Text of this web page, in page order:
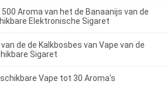
Aroma van het de Banaanijs van de
Elektronische Sigaret
de de Kalkbosbes van Vape van de
Sigaret
Vape tot 30 Aroma's